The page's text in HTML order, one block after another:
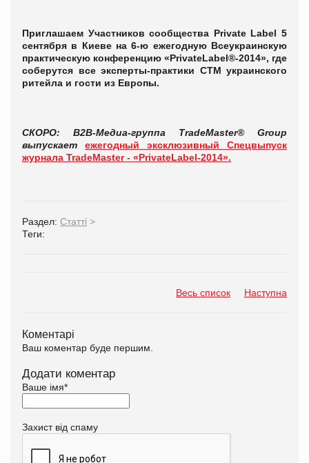
Приглашаем Участников сообщества Private Label 5
сентября в Киеве на 6-ю ежегодную Всеукраинскую
практическую конференцию «PrivateLabel®-2014», где
соберутся все эксперты-практики СТМ украинского
ритейла и гости из Европы.
СКОРО: B2B-Медиа-группа TradeMaster® Group
выпускает ежегодный эксклюзивный Спецвыпуск
журнала TradeMaster - «PrivateLabel-2014».
Раздел: Статті >
Теги:
Весь список Наступна
Коментарі
Ваш коментар буде першим.
Додати коментар
Ваше імя*
Захист від спаму